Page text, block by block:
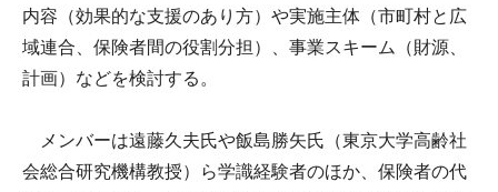
内容（効果的な支援のあり方）や実施主体（市町村と広
域連合、保険者間の役割分担）、事業スキーム（財源、
計画）などを検討する。
メンバーは遠藤久夫氏や飯島勝矢氏（東京大学高齢社
会総合研究機構教授）ら学識経験者のほか、保険者の代